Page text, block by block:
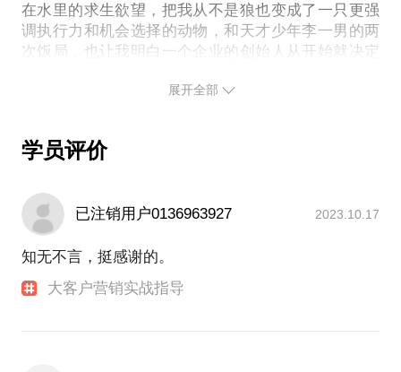
认识很多
如果您是企业创始人，寻找好的技术partner、销售VP
或者BD负责人，我可以试试帮你找到国内外合适的
如果你是企业的高管，我可以帮你对接AI独角兽和数
如果你需要搭建自己的AI团队，可以到我们的AI训练
营选拔合适的架构、算法、coding等技术人才。
PS.在选择与我见面前，请认真选择你的问题。毕竟
一小时的交流只能解决一个小问题。请把你的问题提
在水里的求生欲望，把我从不是狼也变成了一只更强
调执行力和机会选择的动物，和天才少年李一男的两
次饭局，也让我明白一个企业的创始人从开始就决定
2005-2013 作为863子课题实验网项目负责人，成功
动，在最后决定命运的3G招标中，我们项目小组取得
公司收入15亿。在后面所有的项目中，我连续4年保
持项目不败，迫使全球主要竞争对手4年更换3波人。
2013-2015 在跨国企业第一次全球组建的vertical团
队，负责所有北方的云业务。我也尽力尽心，可惜终
究无法找到落地的办法，成本高的本质预示注定无法
持续，我选择了放弃。
展开全部
学员评价
已注销用户0136963927 2023.10.17
知无不言，挺感谢的。
大客户营销实战指导